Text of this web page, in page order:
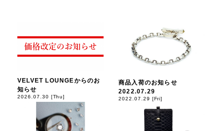
VELVET LOUNGEからのお
知らせ
2026.07.30 [Thu]
商品入荷のお知らせ
2022.07.29
2022.07.29 [Fri]